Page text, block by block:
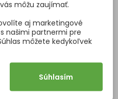
môžu zaujímať.
aj marketingové
našimi partnermi pre
môžete kedykoľvek
Súhlasím